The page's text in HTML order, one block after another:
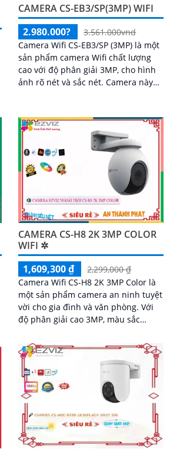
CAMERA CS-EB3/SP(3MP) WIFI
2.980.000?
3.561.000vnd
Camera Wifi CS-EB3/SP (3MP) là một
sản phẩm camera Wifi chất lượng
cao với độ phân giải 3MP, cho hình
ảnh rõ nét và sắc nét. Camera này
đình, văn phòng, cửa hàng và nhà
kho
CAMERA CS-H8 2K 3MP COLOR
WIFI ✲
1,609,300 ₫
2,299,000 ₫
Camera Wifi CS-H8 2K 3MP Color là
một sản phẩm camera an ninh tuyệt
vời cho gia đình và văn phòng. Với
độ phân giải cao 3MP, màu sắc
ban đêm, nó giúp bạn theo dõi và
ghi lại mọi chi tiết một cách rõ ràng
và chính xác